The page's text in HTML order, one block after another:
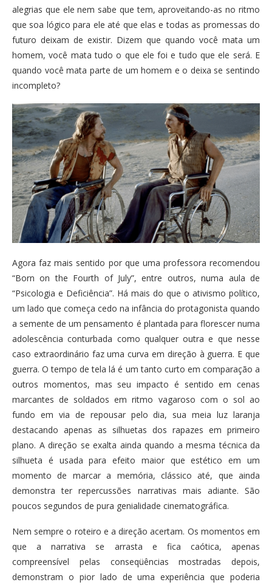
alegrias que ele nem sabe que tem, aproveitando-as no ritmo
que soa lógico para ele até que elas e todas as promessas do
futuro deixam de existir. Dizem que quando você mata um
homem, você mata tudo o que ele foi e tudo que ele será. E
quando você mata parte de um homem e o deixa se sentindo
incompleto?
Agora faz mais sentido por que uma professora recomendou
“Born on the Fourth of July”, entre outros, numa aula de
“Psicologia e Deficiência”. Há mais do que o ativismo político,
um lado que começa cedo na infância do protagonista quando
a semente de um pensamento é plantada para florescer numa
adolescência conturbada como qualquer outra e que nesse
caso extraordinário faz uma curva em direção à guerra. E que
guerra. O tempo de tela lá é um tanto curto em comparação a
outros momentos, mas seu impacto é sentido em cenas
marcantes de soldados em ritmo vagaroso com o sol ao
fundo em via de repousar pelo dia, sua meia luz laranja
destacando apenas as silhuetas dos rapazes em primeiro
plano. A direção se exalta ainda quando a mesma técnica da
silhueta é usada para efeito maior que estético em um
momento de marcar a memória, clássico até, que ainda
demonstra ter repercussões narrativas mais adiante. São
poucos segundos de pura genialidade cinematográfica.
Nem sempre o roteiro e a direção acertam. Os momentos em
que a narrativa se arrasta e fica caótica, apenas
compreensível pelas conseqüências mostradas depois,
demonstram o pior lado de uma experiência que poderia